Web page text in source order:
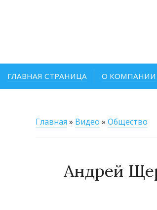
ГЛАВНАЯ СТРАНИЦА О КОМПАНИИ
Главная » Видео » Общество
Андрей